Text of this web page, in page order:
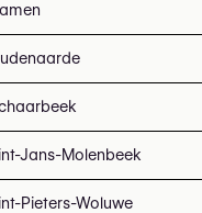
Jans-Molenbeek
Pieters-Woluwe